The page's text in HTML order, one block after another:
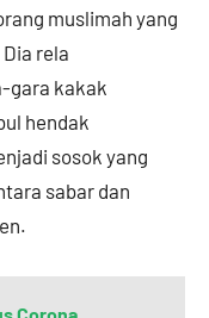
muslimah yang
rela
gara kakak
hendak
sosok yang
sabar dan